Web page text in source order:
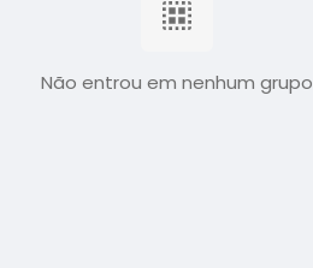
Não entrou em nenhum grupo